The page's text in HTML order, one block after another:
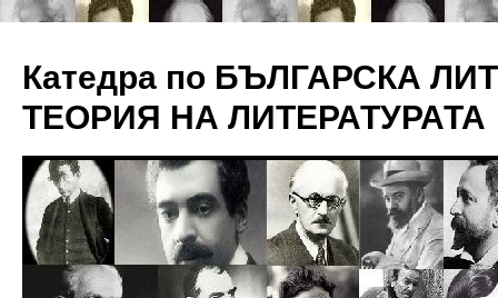
Катедра по БЪЛГАРСКА
ТЕОРИЯ НА ЛИТЕРАТУРАТА